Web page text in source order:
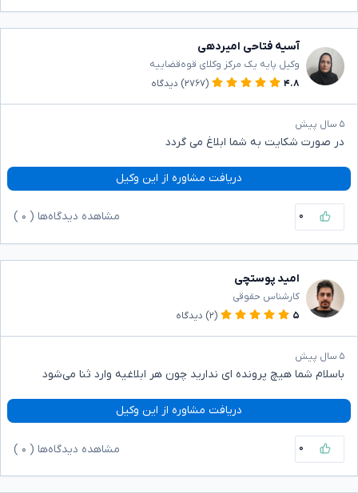
آسیه فتاحی امیردهی
وکیل پایه یک مرکز وکلای قوه‌قضاییه
۴.۸
(۲۷۶۷) دیدگاه
۵ سال پیش
در صورت شکایت به شما ابلاغ می گردد
دریافت مشاوره از این وکیل
۰ مشاهده دیدگاه‌ها ( ۰
امید پوستچی
کارشناس حقوقی
۵
(۲) دیدگاه
۵ سال پیش
باسلام شما هیچ پرونده ای ندارید چون هر ابلاغیه وارد ثنا می‌شود
دریافت مشاوره از این وکیل
۰ مشاهده دیدگاه‌ها ( ۰